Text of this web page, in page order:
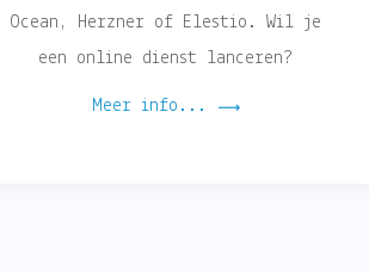
Ocean, Herzner of Elestio. Wil je
een online dienst lanceren?
Meer info...